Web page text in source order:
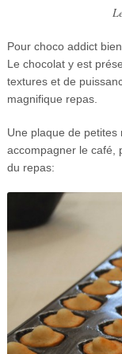
Pour choco addict
Le chocolat y est
textures et de
magnifique repas.
Une plaque de
accompagner le café,
du repas: